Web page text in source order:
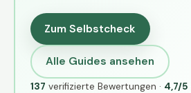
Zum Selbstcheck
Alle Guides ansehen
137 verifizierte Bewertungen · 4,7/5